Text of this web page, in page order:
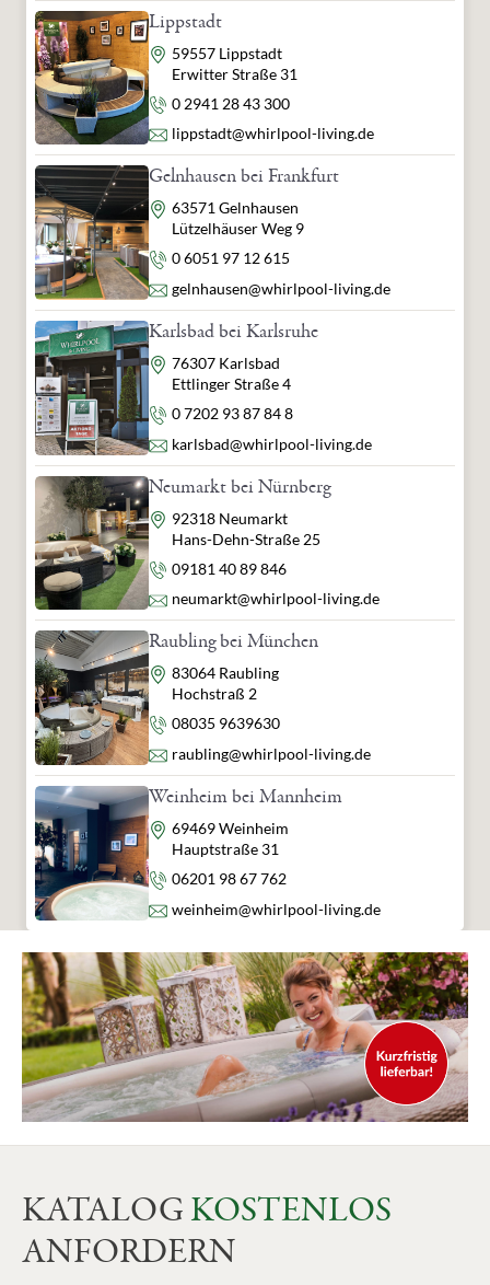
Lippstadt
Adresse
59557 Lippstadt
Erwitter Straße 31
Telefon
0 2941 28 43 300
E-Mail
lippstadt@whirlpool-living.de
Gelnhausen bei Frankfurt
Adresse
63571 Gelnhausen
Lützelhäuser Weg 9
Telefon
0 6051 97 12 615
E-Mail
gelnhausen@whirlpool-living.de
Karlsbad bei Karlsruhe
Adresse
76307 Karlsbad
Ettlinger Straße 4
Telefon
0 7202 93 87 84 8
E-Mail
karlsbad@whirlpool-living.de
Neumarkt bei Nürnberg
Adresse
92318 Neumarkt
Hans-Dehn-Straße 25
Telefon
09181 40 89 846
E-Mail
neumarkt@whirlpool-living.de
Raubling bei München
Adresse
83064 Raubling
Hochstraß 2
Telefon
08035 9639630
E-Mail
raubling@whirlpool-living.de
Weinheim bei Mannheim
Adresse
69469 Weinheim
Hauptstraße 31
Telefon
06201 98 67 762
E-Mail
weinheim@whirlpool-living.de
KATALOG KOSTENLOS
ANFORDERN